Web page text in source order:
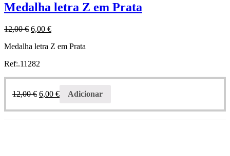
Medalha letra Z em Prata
12,00€ 6,00 €
Medalha letra Z em Prata
Ref:.11282
12,00€ 6,00 € Adicionar